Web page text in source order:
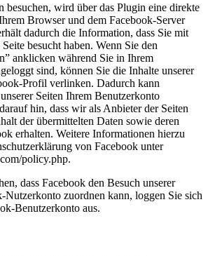
besuchen, wird über das Plugin eine direkte
Browser und dem Facebook-Server
dadurch die Information, dass Sie mit
besucht haben. Wenn Sie den
anklicken während Sie in Ihrem
sind, können Sie die Inhalte unserer
Profil verlinken. Dadurch kann
Seiten Ihrem Benutzerkonto
hin, dass wir als Anbieter der Seiten
der übermittelten Daten sowie deren
erhalten. Weitere Informationen hierzu
von Facebook unter
policy.php.
dass Facebook den Besuch unserer
Nutzerkonto zuordnen kann, loggen Sie sich
Benutzerkonto aus.